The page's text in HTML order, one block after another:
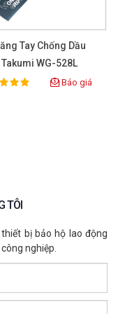
bị
Tay Chống Dầu
Takumi WG-528L
Rating: Báo giá
TÔI
bị bảo hộ lao động
nghiệp.